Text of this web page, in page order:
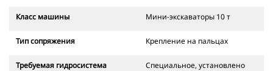
Класс машины Мини-экскаваторы 10 т
Тип сопряжения Крепление на пальцах
Требуемая гидросистема
Специальное, установлено